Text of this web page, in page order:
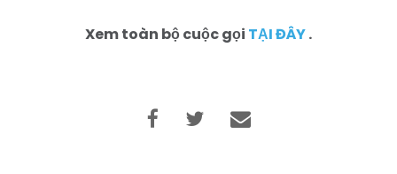
Quyên tặng
Xem toàn bộ cuộc gọi TẠI ĐÂY.